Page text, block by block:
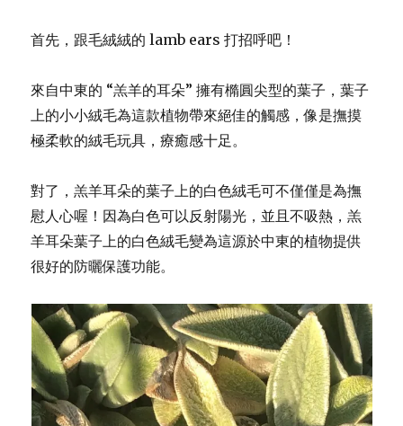
首先，跟毛絨絨的 lamb ears 打招呼吧！
來自中東的 “羔羊的耳朵” 擁有橢圓尖型的葉子，葉子
上的小小絨毛為這款植物帶來絕佳的觸感，像是撫摸
極柔軟的絨毛玩具，療癒感十足。
對了，羔羊耳朵的葉子上的白色絨毛可不僅僅是為撫
慰人心喔！因為白色可以反射陽光，並且不吸熱，羔
羊耳朵葉子上的白色絨毛變為這源於中東的植物提供
很好的防曬保護功能。